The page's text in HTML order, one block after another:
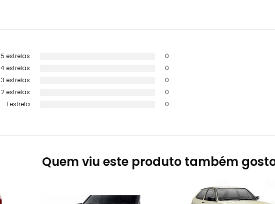
5 estrelas
0
4 estrelas
0
3 estrelas
0
2 estrelas
0
1 estrela
0
Quem viu este produto também